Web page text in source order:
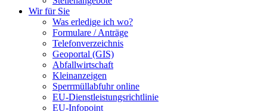
Wir für Sie
Was erledige ich wo?
Formulare / Anträge
Telefonverzeichnis
Geoportal (GIS)
Abfallwirtschaft
Kleinanzeigen
Sperrmüllabfuhr online
EU-Dienstleistungsrichtlinie
EU-Infopoint